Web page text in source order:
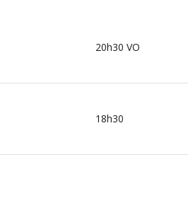
20h30 VO
18h30